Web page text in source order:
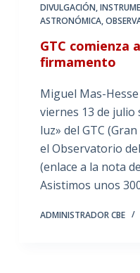
DIVULGACIÓN,
ASTRONÓMICA,
GTC comienza
firmamento
Miguel Mas-Hesse
viernes 13 de julio
luz» del GTC
el Observatorio
(enlace a la nota
Asistimos unos
ADMINISTRADOR CBE